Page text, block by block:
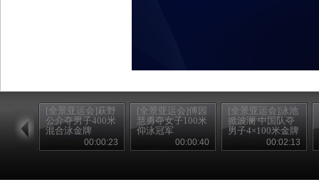
[全景亚运会]萩野
公介夺男子400米
混合泳金牌
00:00:23
[全景亚运会]傅园
慧勇夺女子100米
仰泳冠军
00:00:40
[全景亚运会]泳池
掀波澜 中国队夺
男子4×100米金牌
00:02:13